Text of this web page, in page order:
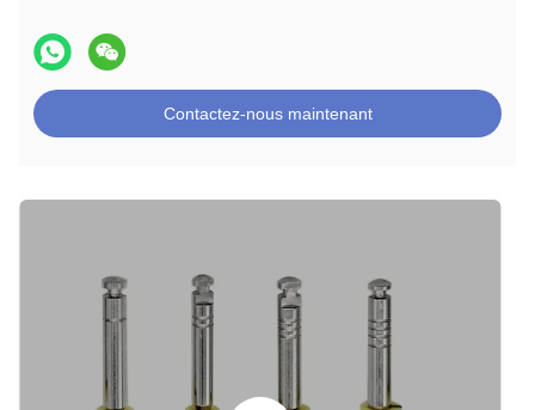
Contactez-nous maintenant